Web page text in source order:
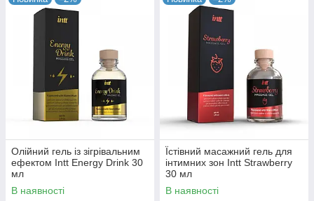
Олійний гель із зігрівальним
ефектом Intt Energy Drink 30
мл
В наявності
Їстівний масажний гель для
інтимних зон Intt Strawberry
30 мл
В наявності